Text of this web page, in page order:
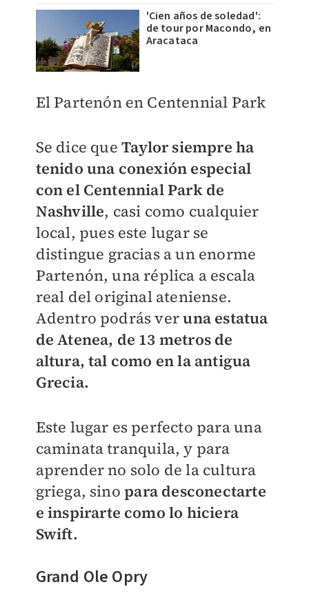
'Cien años de soledad':
de tour por Macondo, en
Aracataca
El Partenón en Centennial Park
Se dice que Taylor siempre ha
tenido una conexión especial
con el Centennial Park de
Nashville, casi como cualquier
local, pues este lugar se
distingue gracias a un enorme
Partenón, una réplica a escala
real del original ateniense.
Adentro podrás veruna estatua
de Atenea, de 13 metros de
altura, tal como en la antigua
Grecia.
Este lugar es perfecto para una
caminata tranquila, y para
aprender no solo de la cultura
griega, sinopara desconectarte
e inspirarte como lo hiciera
Swift.
Grand Ole Opry